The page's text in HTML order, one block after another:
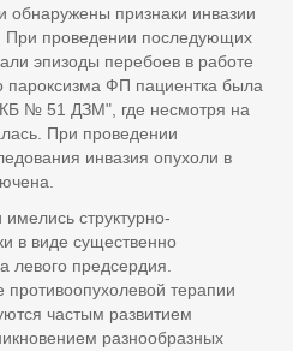
обнаружены признаки инвазии
При проведении последующих
эпизоды перебоев в работе
пароксизма ФП пациентка была
№ 51 ДЗМ", где несмотря на
При проведении
инвазия опухоли в
структурно-
в виде существенно
левого предсердия.
противоопухолевой терапии
частым развитием
разнообразных